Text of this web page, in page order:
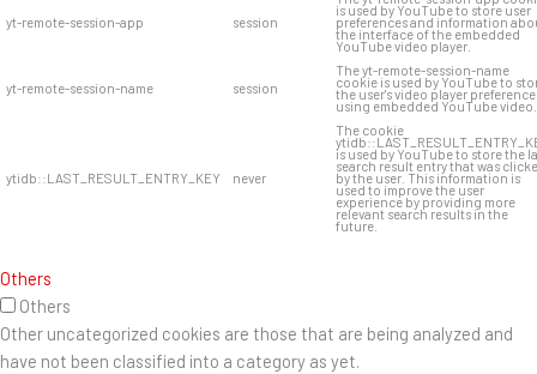
yt-remote-session-app session
is used by YouTube to store user
preferences and information
the interface of the embedded
YouTube video player.
yt-remote-session-name session
The yt-remote-session-name
cookie is used by YouTube to
the user's video player
using embedded YouTube video.
ytidb::LAST_RESULT_ENTRY_KEY never
The cookie
is used by YouTube to store the
search result entry that was
by the user. This information is
used to improve the user
experience by providing more
relevant search results in the
future.
Others
Others
Other uncategorized cookies are those that are being analyzed and
have not been classified into a category as yet.